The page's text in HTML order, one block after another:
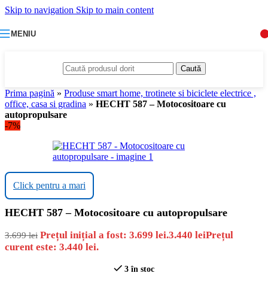
Skip to navigation Skip to main content
MENIU
Caută
Prima pagină » Produse smart home, trotinete si biciclete electrice ,
office, casa si gradina » HECHT 587 – Motocositoare cu
autopropulsare
-7%
Click pentru a mari
HECHT 587 – Motocositoare cu autopropulsare
3.699lei Prețul inițial a fost: 3.699 lei.3.440 leiPrețul
curent este: 3.440 lei.
3 în stoc